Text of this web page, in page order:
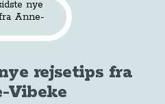
rejsetips fra
Vibeke